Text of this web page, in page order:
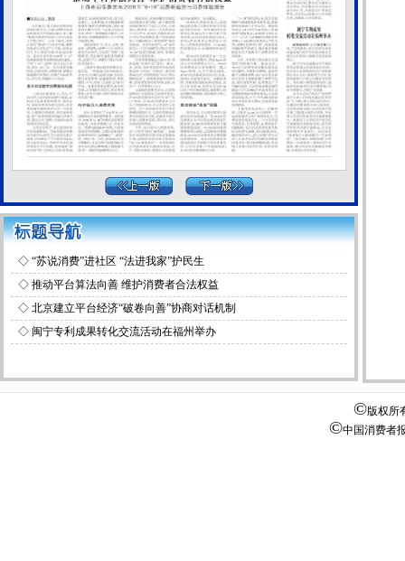
◇ “苏说消费”进社区 “法进我家”护民生
◇ 推动平台算法向善 维护消费者合法权益
◇ 北京建立平台经济“破卷向善”协商对话机制
◇ 闽宁专利成果转化交流活动在福州举办
©版权所
©中国消费者